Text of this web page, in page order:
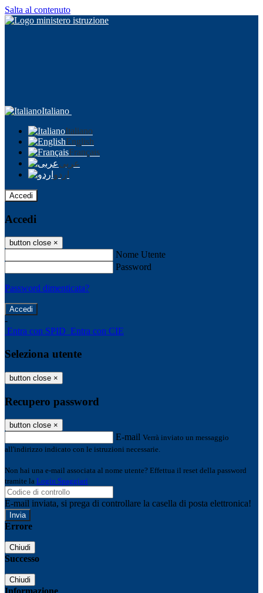
Salta al contenuto
Italiano
Italiano
English
Français
عربى
اردو
Accedi
Accedi
button close ×
Nome Utente
Password
Password dimenticata?
-
Entra con SPID Entra con CIE
Seleziona utente
button close ×
Recupero password
button close ×
E-mail Verrà inviato un messaggio
all'indirizzo indicato con le istruzioni necessarie.
Non hai una e-mail associata al nome utente? Effettua il reset della password
tramite la Login Spaggiari
E-mail inviata, si prega di controllare la casella di posta elettronica!
Errore
Chiudi
Successo
Chiudi